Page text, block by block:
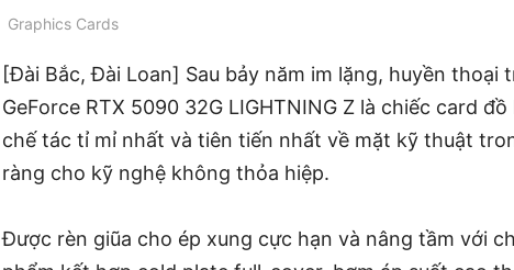
Graphics Cards
[Đài Bắc, Đài Loan] Sau bảy năm im lặng, huyền thoại
GeForce RTX 5090 32G LIGHTNING Z là chiếc card
chế tác tỉ mỉ nhất và tiên tiến nhất về mặt kỹ thuật
ràng cho kỹ nghệ không thỏa hiệp.
Được rèn giũa cho ép xung cực hạn và nâng tầm với